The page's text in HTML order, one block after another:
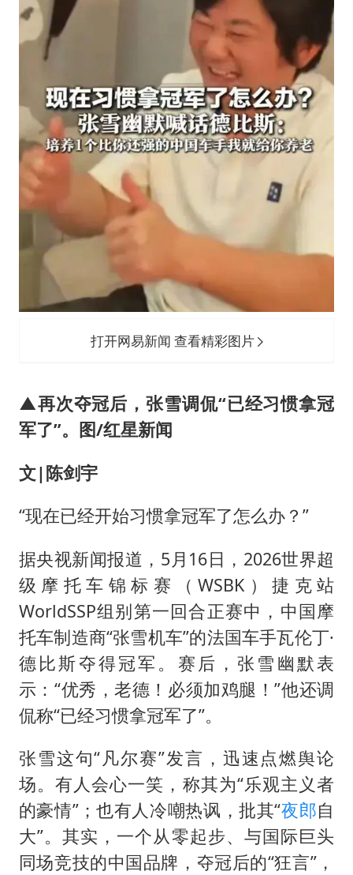
暴雨预报为何有时感觉不准
总书记点赞的非遗苗绣焕发新生机
打开网易新闻 查看精彩图片
▲再次夺冠后，张雪调侃“已经习惯拿冠
军了”。图/红星新闻
文| 陈剑宇
“现在已经开始习惯拿冠军了怎么办？”
据央视新闻报道，5月16日，2026世界超
级摩托车锦标赛（WSBK）捷克站
WorldSSP组别第一回合正赛中，中国摩
托车制造商“张雪机车”的法国车手瓦伦丁·
德比斯夺得冠军。赛后，张雪幽默表
示：“优秀，老德！必须加鸡腿！”他还调
侃称“已经习惯拿冠军了”。
张雪这句“凡尔赛”发言，迅速点燃舆论
场。有人会心一笑，称其为“乐观主义者
的豪情”；也有人冷嘲热讽，批其“夜郎自
大”。其实，一个从零起步、与国际巨头
同场竞技的中国品牌，夺冠后的“狂言”，